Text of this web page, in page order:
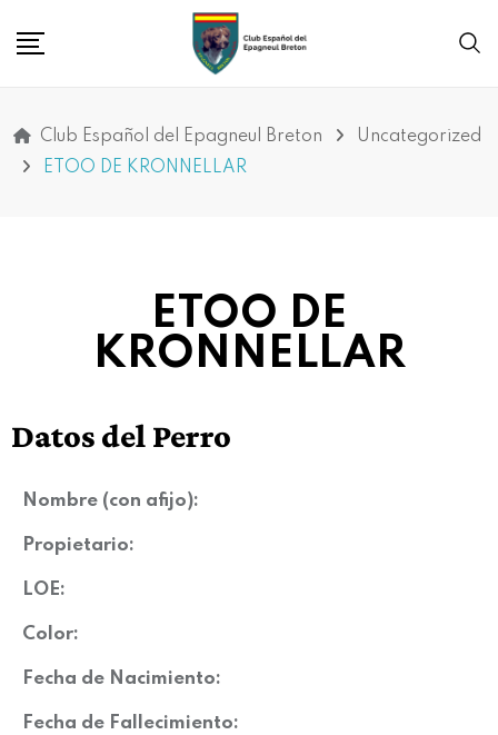
Club Español del Epagneul Breton
Uncategorized
ETOO DE KRONNELLAR
ETOO DE
KRONNELLAR
Datos del Perro
Nombre (con afijo):
Propietario:
LOE:
Color:
Fecha de Nacimiento:
Fecha de Fallecimiento: